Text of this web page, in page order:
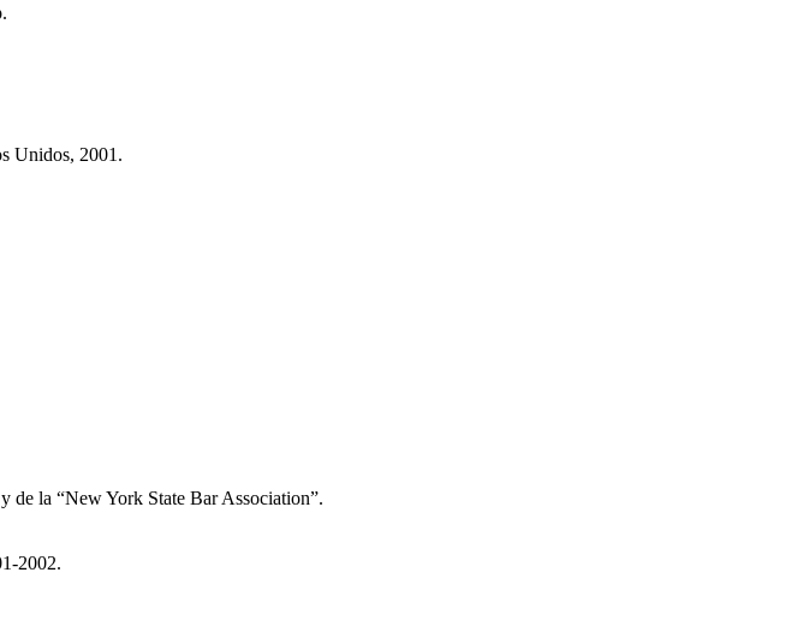
Unidos, 2001.
de la “New York State Bar Association”.
2002.